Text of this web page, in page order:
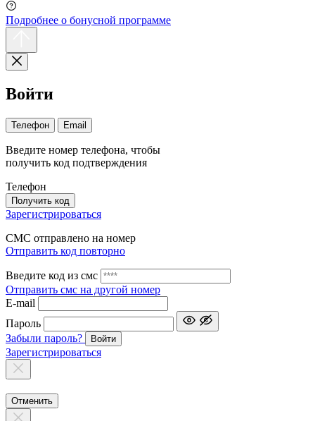
Подробнее о бонусной программе
Войти
Телефон Email
Введите номер телефона, чтобы
получить код подтверждения
Телефон
Получить код
Зарегистрироваться
СМС отправлено на номер
Отправить код повторно
Введите код из смс
Отправить смс на другой номер
Е-mail
Пароль
Забыли пароль?
Войти
Зарегистрироваться
Отменить